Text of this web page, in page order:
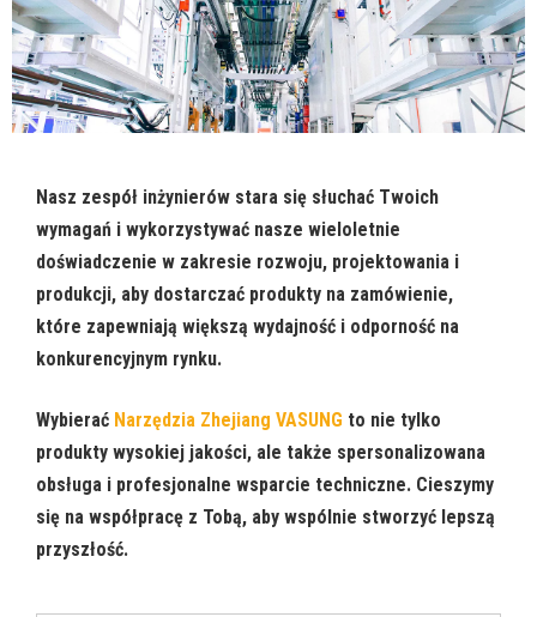
Nasz zespół inżynierów stara się słuchać Twoich
wymagań i wykorzystywać nasze wieloletnie
doświadczenie w zakresie rozwoju, projektowania i
produkcji, aby dostarczać produkty na zamówienie,
które zapewniają większą wydajność i odporność na
konkurencyjnym rynku.
Wybierać Narzędzia Zhejiang VASUNG to nie tylko
produkty wysokiej jakości, ale także spersonalizowana
obsługa i profesjonalne wsparcie techniczne. Cieszymy
się na współpracę z Tobą, aby wspólnie stworzyć lepszą
przyszłość.